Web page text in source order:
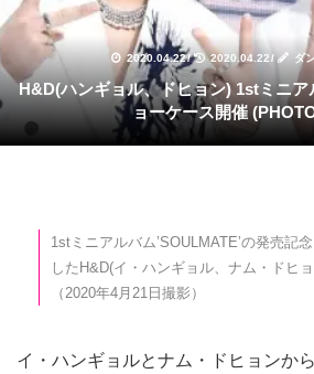
2020.04.22/ 2020.04.22/ ダ
H&D(ハンギョル、ドヒョン) 1stミニアルバム’SOULMATE’シ
ョーケース開催
1stミニアルバム’SOULMATE’の発売記
したH&D(イ・ハンギョル、ナム・ドヒ
（2020年4月21日撮影）
イ・ハンギョルとナム・ドヒョンか